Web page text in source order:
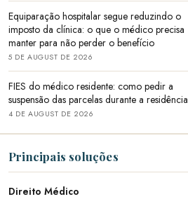
Equiparação hospitalar segue reduzindo o
imposto da clínica: o que o médico precisa
manter para não perder o benefício
5 DE AUGUST DE 2026
FIES do médico residente: como pedir a
suspensão das parcelas durante a residência
4 DE AUGUST DE 2026
Principais soluções
Direito Médico